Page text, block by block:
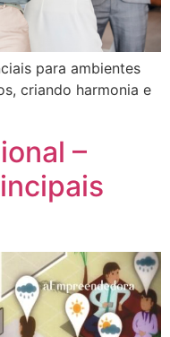
para ambientes
criando harmonia e
–